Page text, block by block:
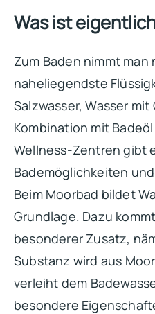
Was ist
Zum Baden nimmt man
naheliegendste
Salzwasser, Wasser mit
Kombination mit
Wellness-Zentren gibt
Bademöglichkeiten
Beim Moorbad bildet
Grundlage. Dazu
besonderer Zusatz,
Substanz wird aus
verleiht dem
besondere